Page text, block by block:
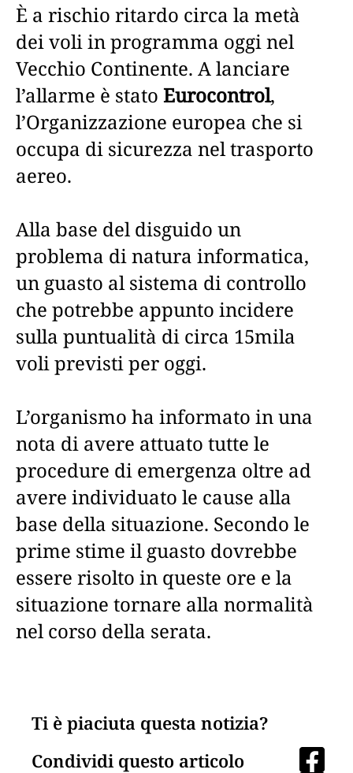
È a rischio ritardo circa la metà
dei voli in programma oggi nel
Vecchio Continente. A lanciare
l’allarme è stato Eurocontrol,
l’Organizzazione europea che si
occupa di sicurezza nel trasporto
aereo.
Alla base del disguido un
problema di natura informatica,
un guasto al sistema di controllo
che potrebbe appunto incidere
sulla puntualità di circa 15mila
voli previsti per oggi.
L’organismo ha informato in una
nota di avere attuato tutte le
procedure di emergenza oltre ad
avere individuato le cause alla
base della situazione. Secondo le
prime stime il guasto dovrebbe
essere risolto in queste ore e la
situazione tornare alla normalità
nel corso della serata.
Ti è piaciuta questa notizia?
Condividi questo articolo